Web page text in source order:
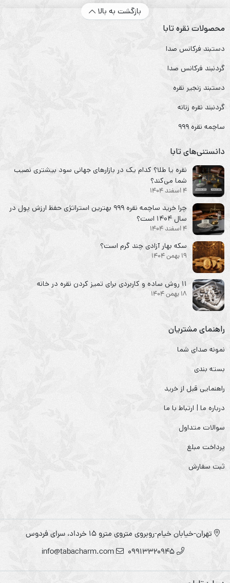
بازگشت به بالا
محصولات نقره تابا
دستبند فرکانس صدا
گردنبند فرکانس صدا
دستبند زنجیر نقره
گردنبند نقره زنانه
ساچمه نقره ۹۹۹
دانستنی‌های تابا
نقره یا طلا؟ کدام یک در بازارهای جهانی سود بیشتری نصیب
شما می‌کند؟
4 اسفند 1404
چرا خرید ساچمه نقره ۹۹۹ بهترین استراتژی حفظ ارزش پول در
سال ۱۴۰۴ است؟
4 اسفند 1404
سکه‌ بهار آزادی چند گرم است؟
19 بهمن 1404
۱۱ روش ساده و کاربردی برای تمیز کردن نقره در خانه
18 بهمن 1404
راهنمای مشتریان
نمونه صدای شما
بسته بندی
راهنمایی قبل از خرید
درباره ما | ارتباط با ما
سوالات متداول
پرداخت مبلغ
ثبت سفارش
تهران-خیابان خیام-روبروی متروی مترو ۱۵ خرداد، سرای فردوس
09913320945
info@tabacharm.com